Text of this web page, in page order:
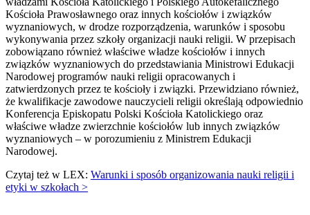
Kościoła Prawosławnego oraz innych kościołów i związków
wyznaniowych, w drodze rozporządzenia, warunków i sposobu
wykonywania przez szkoły organizacji nauki religii. W przepisach
zobowiązano również właściwe władze kościołów i innych
związków wyznaniowych do przedstawiania Ministrowi Edukacji
Narodowej programów nauki religii opracowanych i
zatwierdzonych przez te kościoły i związki. Przewidziano również,
że kwalifikacje zawodowe nauczycieli religii określają odpowiednio
Konferencja Episkopatu Polski Kościoła Katolickiego oraz
właściwe władze zwierzchnie kościołów lub innych związków
wyznaniowych – w porozumieniu z Ministrem Edukacji
Narodowej.
Czytaj też w LEX: Warunki i sposób organizowania nauki religii i
etyki w szkołach >